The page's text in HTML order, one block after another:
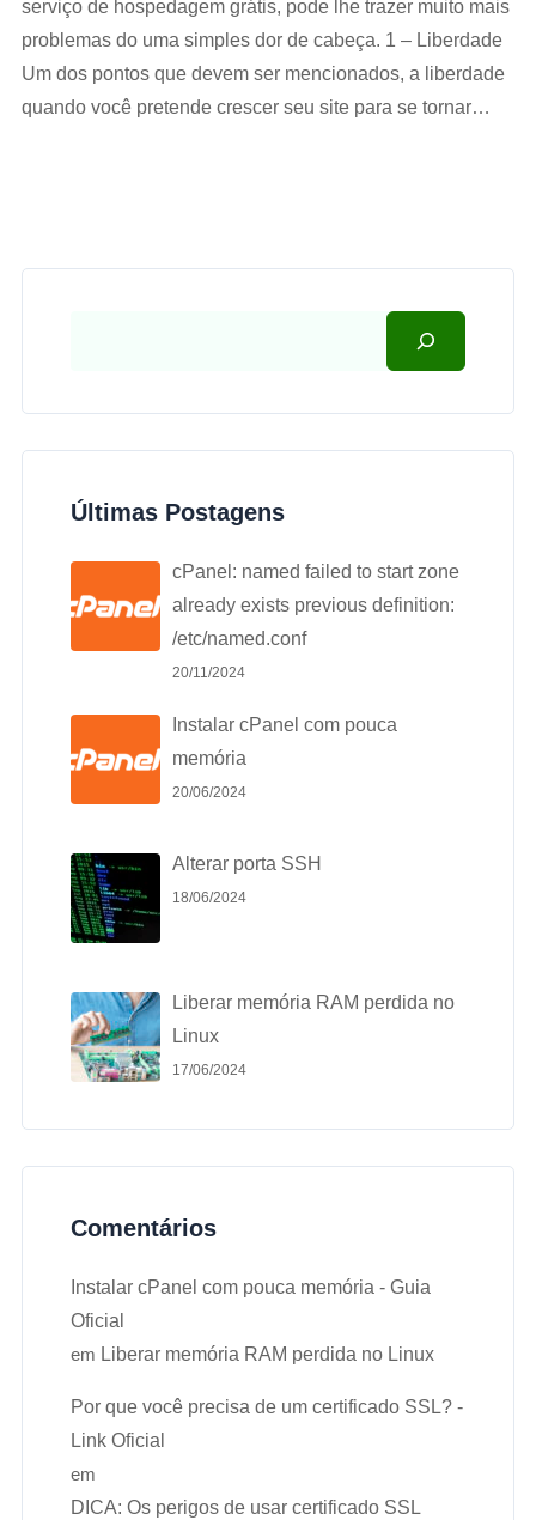
serviço de hospedagem grátis, pode lhe trazer muito mais
problemas do uma simples dor de cabeça. 1 – Liberdade
Um dos pontos que devem ser mencionados, a liberdade
quando você pretende crescer seu site para se tornar…
Últimas Postagens
cPanel: named failed to start zone
already exists previous definition:
/etc/named.conf
20/11/2024
Instalar cPanel com pouca
memória
20/06/2024
Alterar porta SSH
18/06/2024
Liberar memória RAM perdida no
Linux
17/06/2024
Comentários
Instalar cPanel com pouca memória - Guia
Oficial
em Liberar memória RAM perdida no Linux
Por que você precisa de um certificado SSL? -
Link Oficial
em
DICA: Os perigos de usar certificado SSL